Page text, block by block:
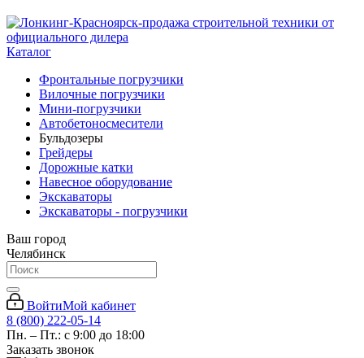
Каталог
Фронтальные погрузчики
Вилочные погрузчики
Мини-погрузчики
Автобетоносмесители
Бульдозеры
Грейдеры
Дорожные катки
Навесное оборудование
Экскаваторы
Экскаваторы - погрузчики
Ваш город
Челябинск
ВойтиМой кабинет
8 (800) 222-05-14
Пн. – Пт.: с 9:00 до 18:00
Заказать звонок